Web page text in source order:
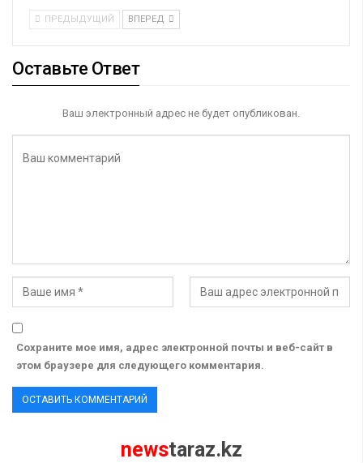
ПРЕДЫДУЩИЙ ВПЕРЕД
Оставьте Ответ
Ваш электронный адрес не будет опубликован.
Сохраните мое имя, адрес электронной почты и веб-сайт в
этом браузере для следующего комментария.
newstaraz.kz